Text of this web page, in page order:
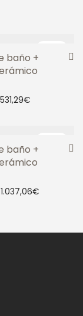
baño +
531,29€
baño +
1.037,06€